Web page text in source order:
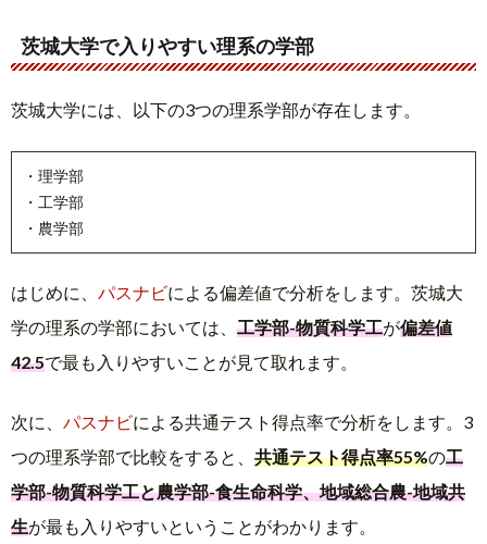
茨城大学で入りやすい理系の学部
茨城大学には、以下の3つの理系学部が存在します。
・理学部
・工学部
・農学部
はじめに、 パスナビによる偏差値で分析をします。茨城大
学の理系の学部においては、 工学部-物質科学工が偏差値
42.5で最も入りやすいことが見て取れます。
次に、 パスナビによる共通テスト得点率で分析をします。3
つの理系学部で比較をすると、 共通テスト得点率55%の工
学部-物質科学工と農学部-食生命科学、地域総合農-地域共
生が最も入りやすいということがわかります。